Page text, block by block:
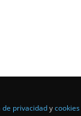
de privacidadycookies